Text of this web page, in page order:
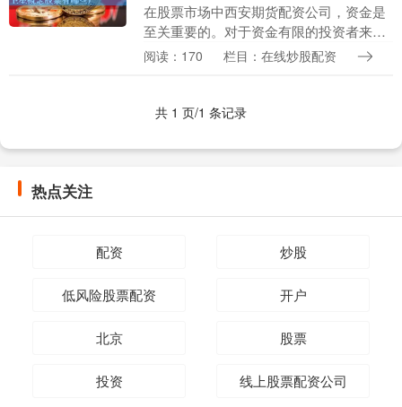
在股票市场中西安期货配资公司，资金是
至关重要的。对于资金有限的投资者来
说，正规配资平台可以提供资金杠杆，放
阅读：170 栏目：在线炒股配资
共 1 页/1 条记录
热点关注
配资 炒股
低风险股票配资 开户
北京 股票
投资 线上股票配资公司